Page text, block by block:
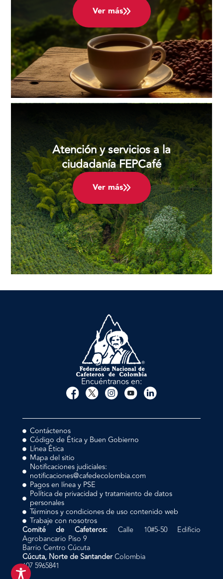
Ver más
Atención y servicios a la
ciudadanía FEPCafé
Ver más
Encuéntranos en:
Contáctenos
Código de Ética y Buen Gobierno
Línea Ética
Mapa del sitio
Notificaciones judiciales:
notificaciones@cafedecolombia.com
Pagos en línea y PSE
Política de privacidad y tratamiento de datos
personales
Términos y condiciones de uso contenido web
Trabaje con nosotros
Comité de Cafeteros: Calle 10#5-50 Edificio
Agrobancario Piso 9
Barrio Centro Cúcuta
Cúcuta, Norte de SantanderColombia
607 5965841